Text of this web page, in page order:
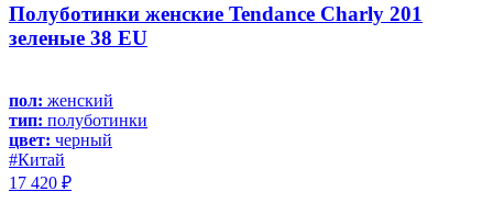
Полуботинки женские Tendance Charly 201
зеленые 38 EU
пол: женский
тип: полуботинки
цвет: черный
#Китай
17 420 ₽